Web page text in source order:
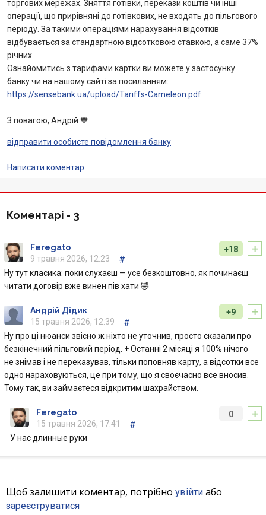
Кредити
Картки
Відділення і банкомати
Інтернет-банкінг
Счета для бизнеса
торгових мережах. Зняття готівки, перекази коштів чи інші
операції, що прирівняні до готівкових, не входять до пільгового
періоду. За такими операціями нарахування відсотків
відбувається за стандартною відсотковою ставкою, а саме 37%
річних.
Ознайомитись з тарифами картки ви можете у застосунку
банку чи на нашому сайті за посиланням:
https://sensebank.ua/upload/Tariffs-Cameleon.pdf
З повагою, Андрій 💙
відправити особисте повідомлення банку
Написати коментар
Коментарі - 3
+
+18
Feregato
9 травня 2026, 12:23
#
Ну тут класика: поки слухаєш — усе безкоштовно, як починаєш
читати договір вже винен пів хати 🤣
+
+9
Андрій Дідик
15 травня 2026, 12:39
#
Ну про ці нюанси звісно ж ніхто не уточнив, просто сказали про
безкінечний пільговий період. + Останні 2 місяці я 100% нічого
не знімав і не переказував, тільки поповняв карту, а відсотки все
одно нараховуються, це при тому, що я своєчасно все вносив.
Тому так, ви займаєтеся відкритим шахрайством.
+
0
Feregato
15 травня 2026, 17:41
#
У нас длинные руки
Щоб залишити коментар, потрібно увійти або
зареєструватися